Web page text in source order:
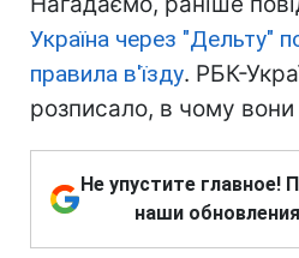
Україна через "Дельту"
правила в'їзду. РБК-
розписало, в чому
Не упустите главное!
наши